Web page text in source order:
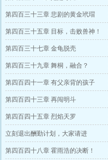
第四百三十三章 悲剧的黄金玳瑁
第四百三十五章 目标，击败兽神！
第四百三十七章 金龟脱壳
第四百三十九章 舞桐，融合？
第四百四十一章 有父亲背的孩子
第四百四十三章 再闯明斗
第四百四十五章 烈焰天罗
立刻退出酬勤计划，大家请进
第四百四十八章 霍雨浩的决断！